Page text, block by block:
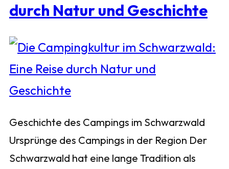
durch Natur und Geschichte
Geschichte des Campings im Schwarzwald
Ursprünge des Campings in der Region Der
Schwarzwald hat eine lange Tradition als